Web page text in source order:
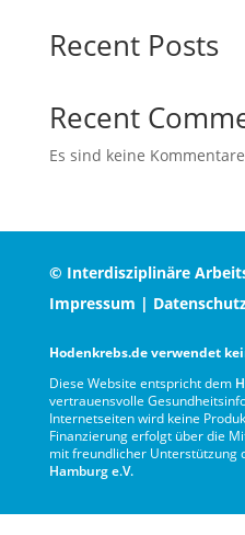
Recent Posts
Recent
Es sind keine
© Interdisziplinäre
Impressum |
Hodenkrebs.de verwendet
Diese Website entspricht dem
vertrauensvolle
Internetseiten wird keine
Finanzierung erfolgt über die
mit freundlicher Unterstützung
Hamburg e.V.